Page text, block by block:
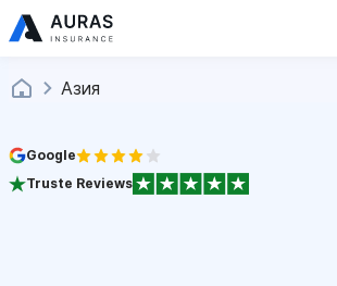
Азия
Google
Truste Reviews